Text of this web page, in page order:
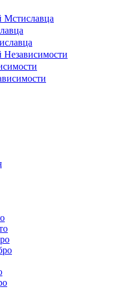
Мстиславца
Независимости